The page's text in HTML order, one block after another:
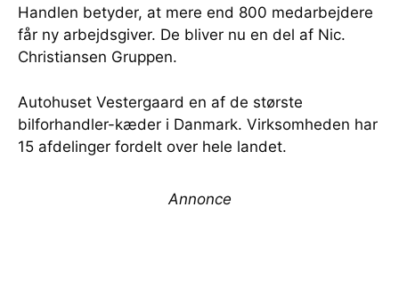
Handlen betyder, at mere end 800 medarbejdere
får ny arbejdsgiver. De bliver nu en del af Nic.
Christiansen Gruppen.
Autohuset Vestergaard en af de største
bilforhandler-kæder i Danmark. Virksomheden har
15 afdelinger fordelt over hele landet.
Annonce